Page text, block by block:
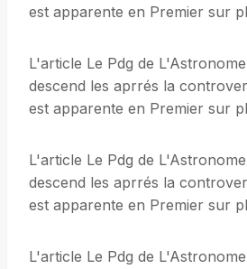
est apparente en Premier sur
L'article Le Pdg de
descend les aprrés la
est apparente en Premier sur
L'article Le Pdg de
descend les aprrés la
est apparente en Premier sur
L'article Le Pdg de